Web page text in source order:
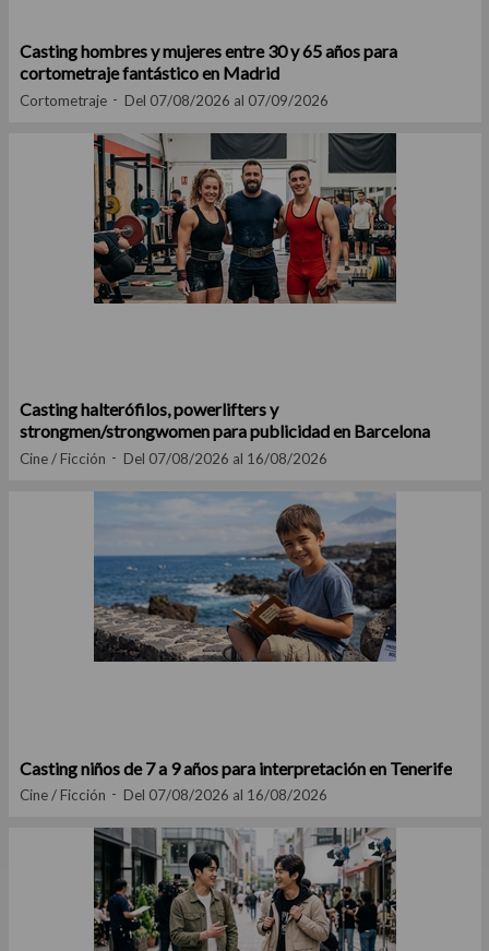
Casting hombres y mujeres entre 30 y 65 años para
cortometraje fantástico en Madrid
Cortometraje Del 07/08/2026 al 07/09/2026
Casting halterófilos, powerlifters y
strongmen/strongwomen para publicidad en Barcelona
Cine / Ficción Del 07/08/2026 al 16/08/2026
Casting niños de 7 a 9 años para interpretación en Tenerife
Cine / Ficción Del 07/08/2026 al 16/08/2026